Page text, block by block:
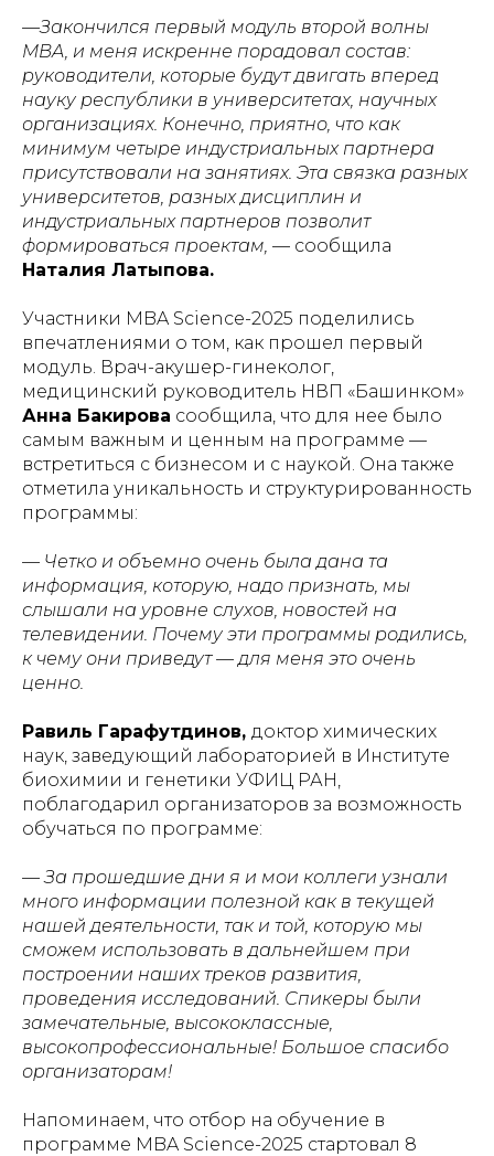
—Закончился первый модуль второй волны
MBA, и меня искренне порадовал состав:
руководители, которые будут двигать вперед
науку республики в университетах, научных
организациях. Конечно, приятно, что как
минимум четыре индустриальных партнера
присутствовали на занятиях. Эта связка разных
университетов, разных дисциплин и
индустриальных партнеров позволит
формироваться проектам, — сообщила
Наталия Латыпова.
Участники MBA Science-2025 поделились
впечатлениями о том, как прошел первый
модуль. Врач-акушер-гинеколог,
медицинский руководитель НВП «Башинком»
Анна Бакирова сообщила, что для нее было
самым важным и ценным на программе —
встретиться с бизнесом и с наукой. Она также
отметила уникальность и структурированность
программы:
— Четко и объемно очень была дана та
информация, которую, надо признать, мы
слышали на уровне слухов, новостей на
телевидении. Почему эти программы родились,
к чему они приведут — для меня это очень
ценно.
Равиль Гарафутдинов, доктор химических
наук, заведующий лабораторией в Институте
биохимии и генетики УФИЦ РАН,
поблагодарил организаторов за возможность
обучаться по программе:
— За прошедшие дни я и мои коллеги узнали
много информации полезной как в текущей
нашей деятельности, так и той, которую мы
сможем использовать в дальнейшем при
построении наших треков развития,
проведения исследований. Спикеры были
замечательные, высококлассные,
высокопрофессиональные! Большое спасибо
организаторам!
Напоминаем, что отбор на обучение в
программе MBA Sсience-2025 стартовал 8